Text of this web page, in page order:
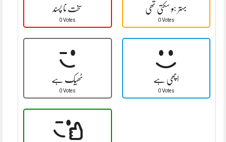
سخت نا پسند
0 Votes
بہتر ہو سکتی تھی
0 Votes
ٹھیک ہے
0 Votes
اچھی ہے
0 Votes